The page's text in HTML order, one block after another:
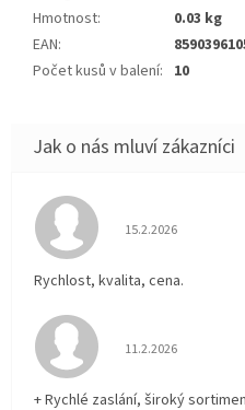
Hmotnost:
0.03 kg
EAN:
Počet kusů v balení: 10
Hodnocení
15.2.2026
Rychlost, kvalita, cena.
Hodnocení
11.2.2026
+ Rychlé zaslání, široký